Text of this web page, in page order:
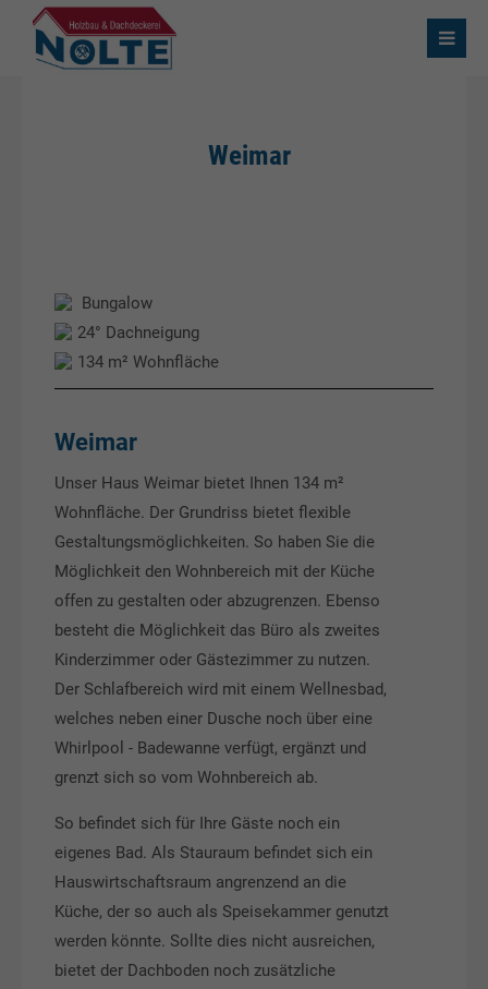
Weimar
Bungalow
24° Dachneigung
134 m² Wohnfläche
Weimar
Unser Haus Weimar bietet Ihnen 134 m²
Wohnfläche. Der Grundriss bietet flexible
Gestaltungsmöglichkeiten. So haben Sie die
Möglichkeit den Wohnbereich mit der Küche
offen zu gestalten oder abzugrenzen. Ebenso
besteht die Möglichkeit das Büro als zweites
Kinderzimmer oder Gästezimmer zu nutzen.
Der Schlafbereich wird mit einem Wellnesbad,
welches neben einer Dusche noch über eine
Whirlpool - Badewanne verfügt, ergänzt und
grenzt sich so vom Wohnbereich ab.
So befindet sich für Ihre Gäste noch ein
eigenes Bad. Als Stauraum befindet sich ein
Hauswirtschaftsraum angrenzend an die
Küche, der so auch als Speisekammer genutzt
werden könnte. Sollte dies nicht ausreichen,
bietet der Dachboden noch zusätzliche